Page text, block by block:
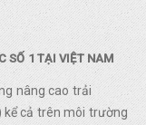
SỐ 1 TẠI VIỆT NAM
nâng cao trải
cả trên môi trường